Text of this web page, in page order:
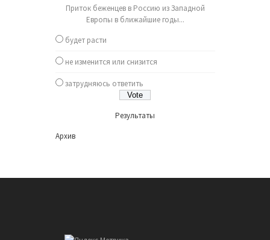
Приток беженцев в Россию из Западной
Европы в ближайшие годы...
будет расти
не изменится или снизится
затрудняюсь ответить
Результаты
Архив